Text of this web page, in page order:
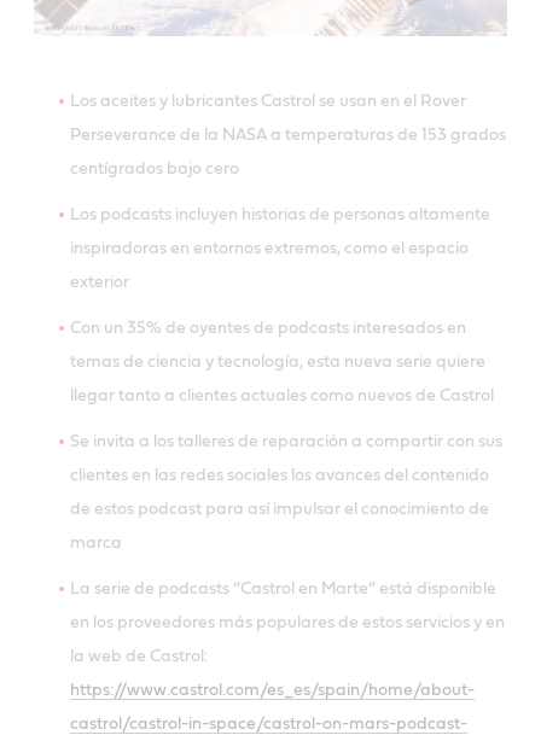
Los aceites y lubricantes Castrol se usan en el Rover
Perseverance de la NASA a temperaturas de 153 grados
centígrados bajo cero
Los podcasts incluyen historias de personas altamente
inspiradoras en entornos extremos, como el espacio
exterior
Con un 35% de oyentes de podcasts interesados en
temas de ciencia y tecnología, esta nueva serie quiere
llegar tanto a clientes actuales como nuevos de Castrol
Se invita a los talleres de reparación a compartir con sus
clientes en las redes sociales los avances del contenido
de estos podcast para así impulsar el conocimiento de
marca
La serie de podcasts “Castrol en Marte” está disponible
en los proveedores más populares de estos servicios y en
la web de Castrol:
https://www.castrol.com/es_es/spain/home/about-
castrol/castrol-in-space/castrol-on-mars-podcast-